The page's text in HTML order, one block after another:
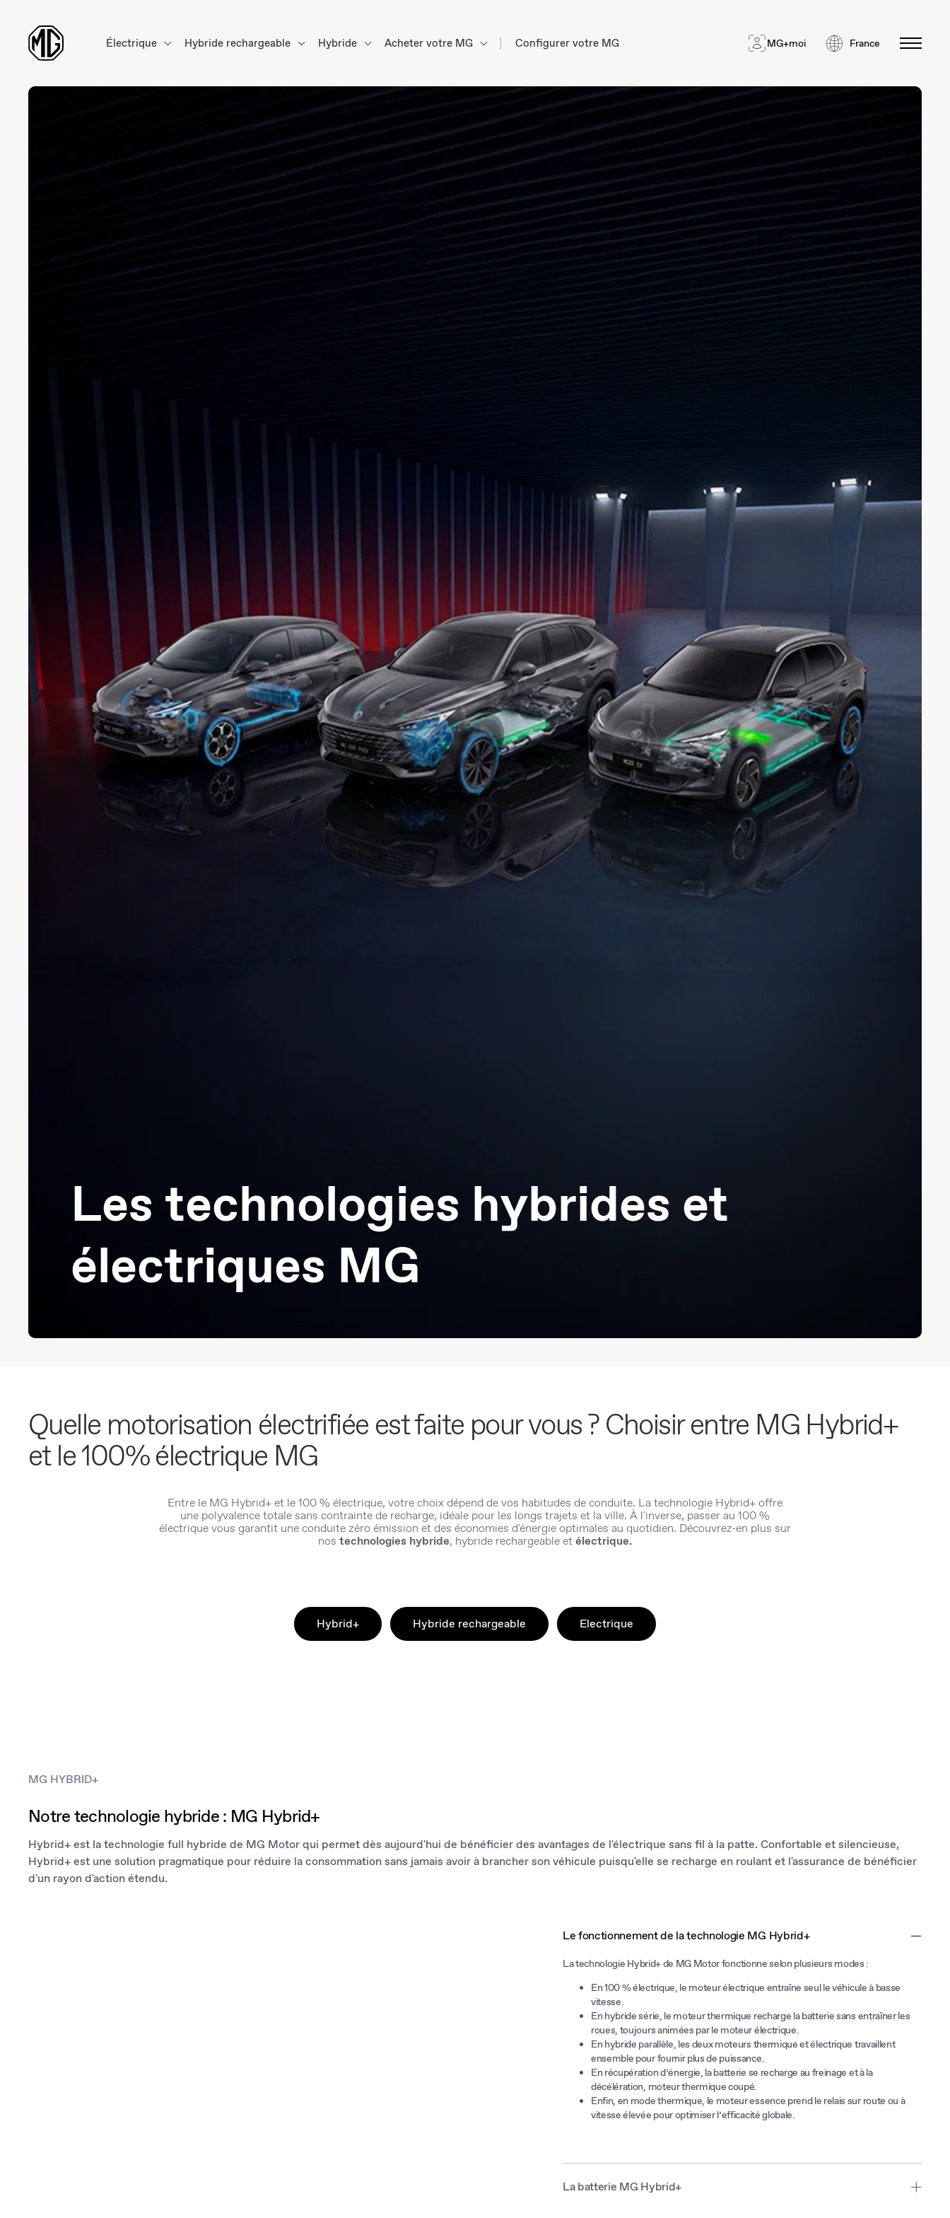
Électrique Hybride rechargeable Hybride Acheter votre MG Configurer votre MG MG+moi France
Les technologies hybrides et
électriques MG
Quelle motorisation électrifiée est faite pour vous ? Choisir entre MG Hybrid+
et le 100% électrique MG
Entre le MG Hybrid+ et le 100 % électrique, votre choix dépend de vos habitudes de conduite. La technologie Hybrid+ offre
une polyvalence totale sans contrainte de recharge, idéale pour les longs trajets et la ville. À l'inverse, passer au 100 %
électrique vous garantit une conduite zéro émission et des économies d'énergie optimales au quotidien. Découvrez-en plus sur
nos technologies hybride, hybride rechargeable etélectrique.
Hybrid+ Hybride rechargeable Electrique
MG HYBRID+
Notre technologie hybride : MG Hybrid+
Hybrid+ est la technologie full hybride de MG Motor qui permet dès aujourd'hui de bénéficier des avantages de l'électrique sans fil à la patte. Confortable et silencieuse,
Hybrid+ est une solution pragmatique pour réduire la consommation sans jamais avoir à brancher son véhicule puisqu'elle se recharge en roulant et l'assurance de bénéficier
d'un rayon d'action étendu.
Le fonctionnement de la technologie MG Hybrid+
La technologie Hybrid+ de MG Motor fonctionne selon plusieurs modes :
En 100 % électrique, le moteur électrique entraîne seul le véhicule à basse
vitesse.
En hybride série, le moteur thermique recharge la batterie sans entraîner les
roues, toujours animées par le moteur électrique.
En hybride parallèle, les deux moteurs thermique et électrique travaillent
ensemble pour fournir plus de puissance.
En récupération d’énergie, la batterie se recharge au freinage et à la
décélération, moteur thermique coupé.
Enfin, en mode thermique, le moteur essence prend le relais sur route ou à
vitesse élevée pour optimiser l’efficacité globale.
La batterie MG Hybrid+